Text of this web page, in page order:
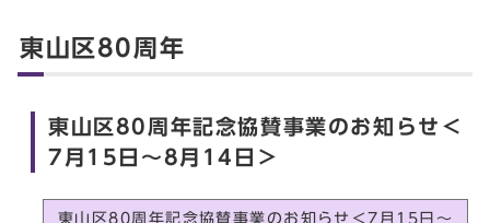
東山区80周年
東山区80周年記念協賛事業のお知らせ＜
7月15日～8月14日＞
東山区80周年記念協賛事業のお知らせ＜7月15日～